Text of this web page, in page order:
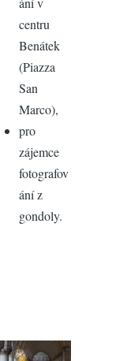
centru
Benátek
(Piazza
San
Marco),
pro
zájemce
fotografov
ání z
gondoly.